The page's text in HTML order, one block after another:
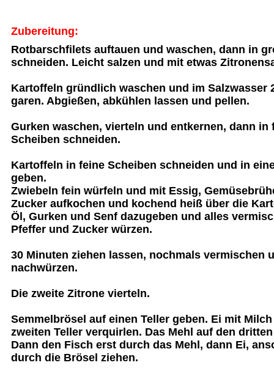
Zubereitung:
Rotbarschfilets auftauen und waschen, dann in
schneiden. Leicht salzen und mit etwas
Kartoffeln gründlich waschen und im Salzwasser
garen. Abgießen, abkühlen lassen und pellen.
Gurken waschen, vierteln und entkernen, dann in
Scheiben schneiden.
Kartoffeln in feine Scheiben schneiden und in
geben.
Zwiebeln fein würfeln und mit Essig,
Zucker aufkochen und kochend heiß über die
Öl, Gurken und Senf dazugeben und alles
Pfeffer und Zucker würzen.
30 Minuten ziehen lassen, nochmals vermischen
nachwürzen.
Die zweite Zitrone vierteln.
Semmelbrösel auf einen Teller geben. Ei mit
zweiten Teller verquirlen. Das Mehl auf den
Dann den Fisch erst durch das Mehl, dann Ei,
durch die Brösel ziehen.